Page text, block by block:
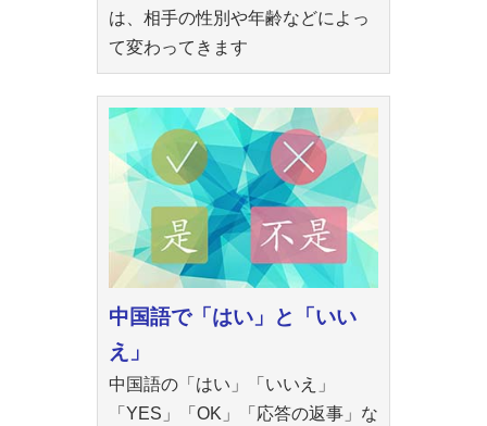
は、相手の性別や年齢などによっ
て変わってきます
中国語で「はい」と「いい
え」
中国語の「はい」「いいえ」
「YES」「OK」「応答の返事」な